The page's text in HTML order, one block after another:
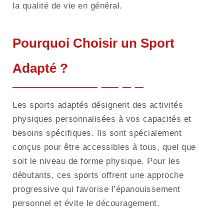
la qualité de vie en général.
Pourquoi Choisir un Sport
Adapté ?
Les sports adaptés désignent des activités
physiques personnalisées à vos capacités et
besoins spécifiques. Ils sont spécialement
conçus pour être accessibles à tous, quel que
soit le niveau de forme physique. Pour les
débutants, ces sports offrent une approche
progressive qui favorise l’épanouissement
personnel et évite le découragement.